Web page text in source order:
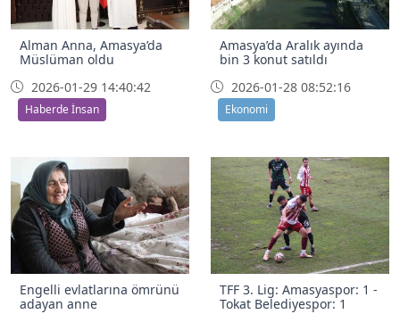
Alman Anna, Amasya’da
Müslüman oldu
2026-01-29 14:40:42
Haberde İnsan
Amasya’da Aralık ayında
bin 3 konut satıldı
2026-01-28 08:52:16
Ekonomi
Engelli evlatlarına ömrünü
adayan anne
TFF 3. Lig: Amasyaspor: 1 -
Tokat Belediyespor: 1